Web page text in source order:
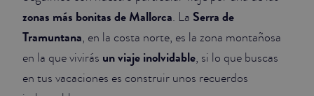
zonas más bonitas de Mallorca. La Serra de
Tramuntana, en la costa norte, es la zona montañosa
en la que vivirás un viaje inolvidable, si lo que buscas
en tus vacaciones es construir unos recuerdos
DOUBLE WHITE
DOUBLE INN CATHEDRAL
SUPERIOR